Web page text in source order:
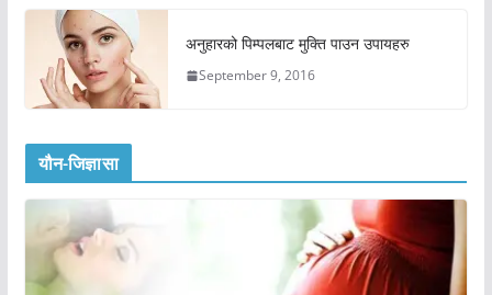
अनुहारको पिम्पलबाट मुक्ति पाउन उपायहरु
September 9, 2016
यौन-जिज्ञासा